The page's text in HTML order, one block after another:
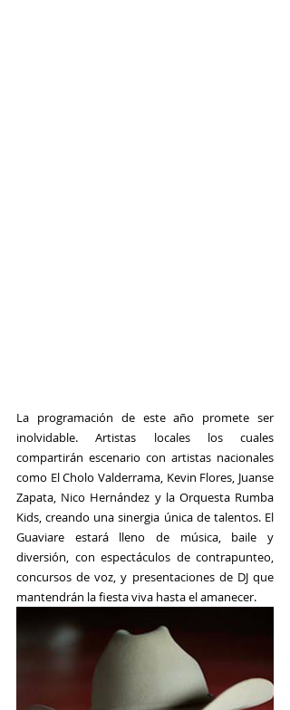
La programación de este año promete ser
inolvidable. Artistas locales los cuales
compartirán escenario con artistas nacionales
como El Cholo Valderrama, Kevin Flores, Juanse
Zapata, Nico Hernández y la Orquesta Rumba
Kids, creando una sinergia única de talentos. El
Guaviare estará lleno de música, baile y
diversión, con espectáculos de contrapunteo,
concursos de voz, y presentaciones de DJ que
mantendrán la fiesta viva hasta el amanecer.